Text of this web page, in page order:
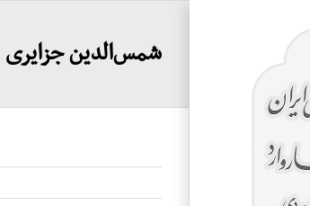
شمس‌الدین جزایری